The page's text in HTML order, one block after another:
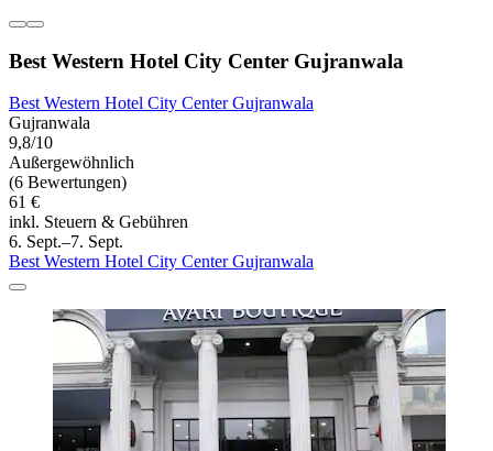
Best Western Hotel City Center Gujranwala
Best Western Hotel City Center Gujranwala
Gujranwala
9,8/10
Außergewöhnlich
(6 Bewertungen)
61 €
inkl. Steuern & Gebühren
6. Sept.–7. Sept.
Best Western Hotel City Center Gujranwala